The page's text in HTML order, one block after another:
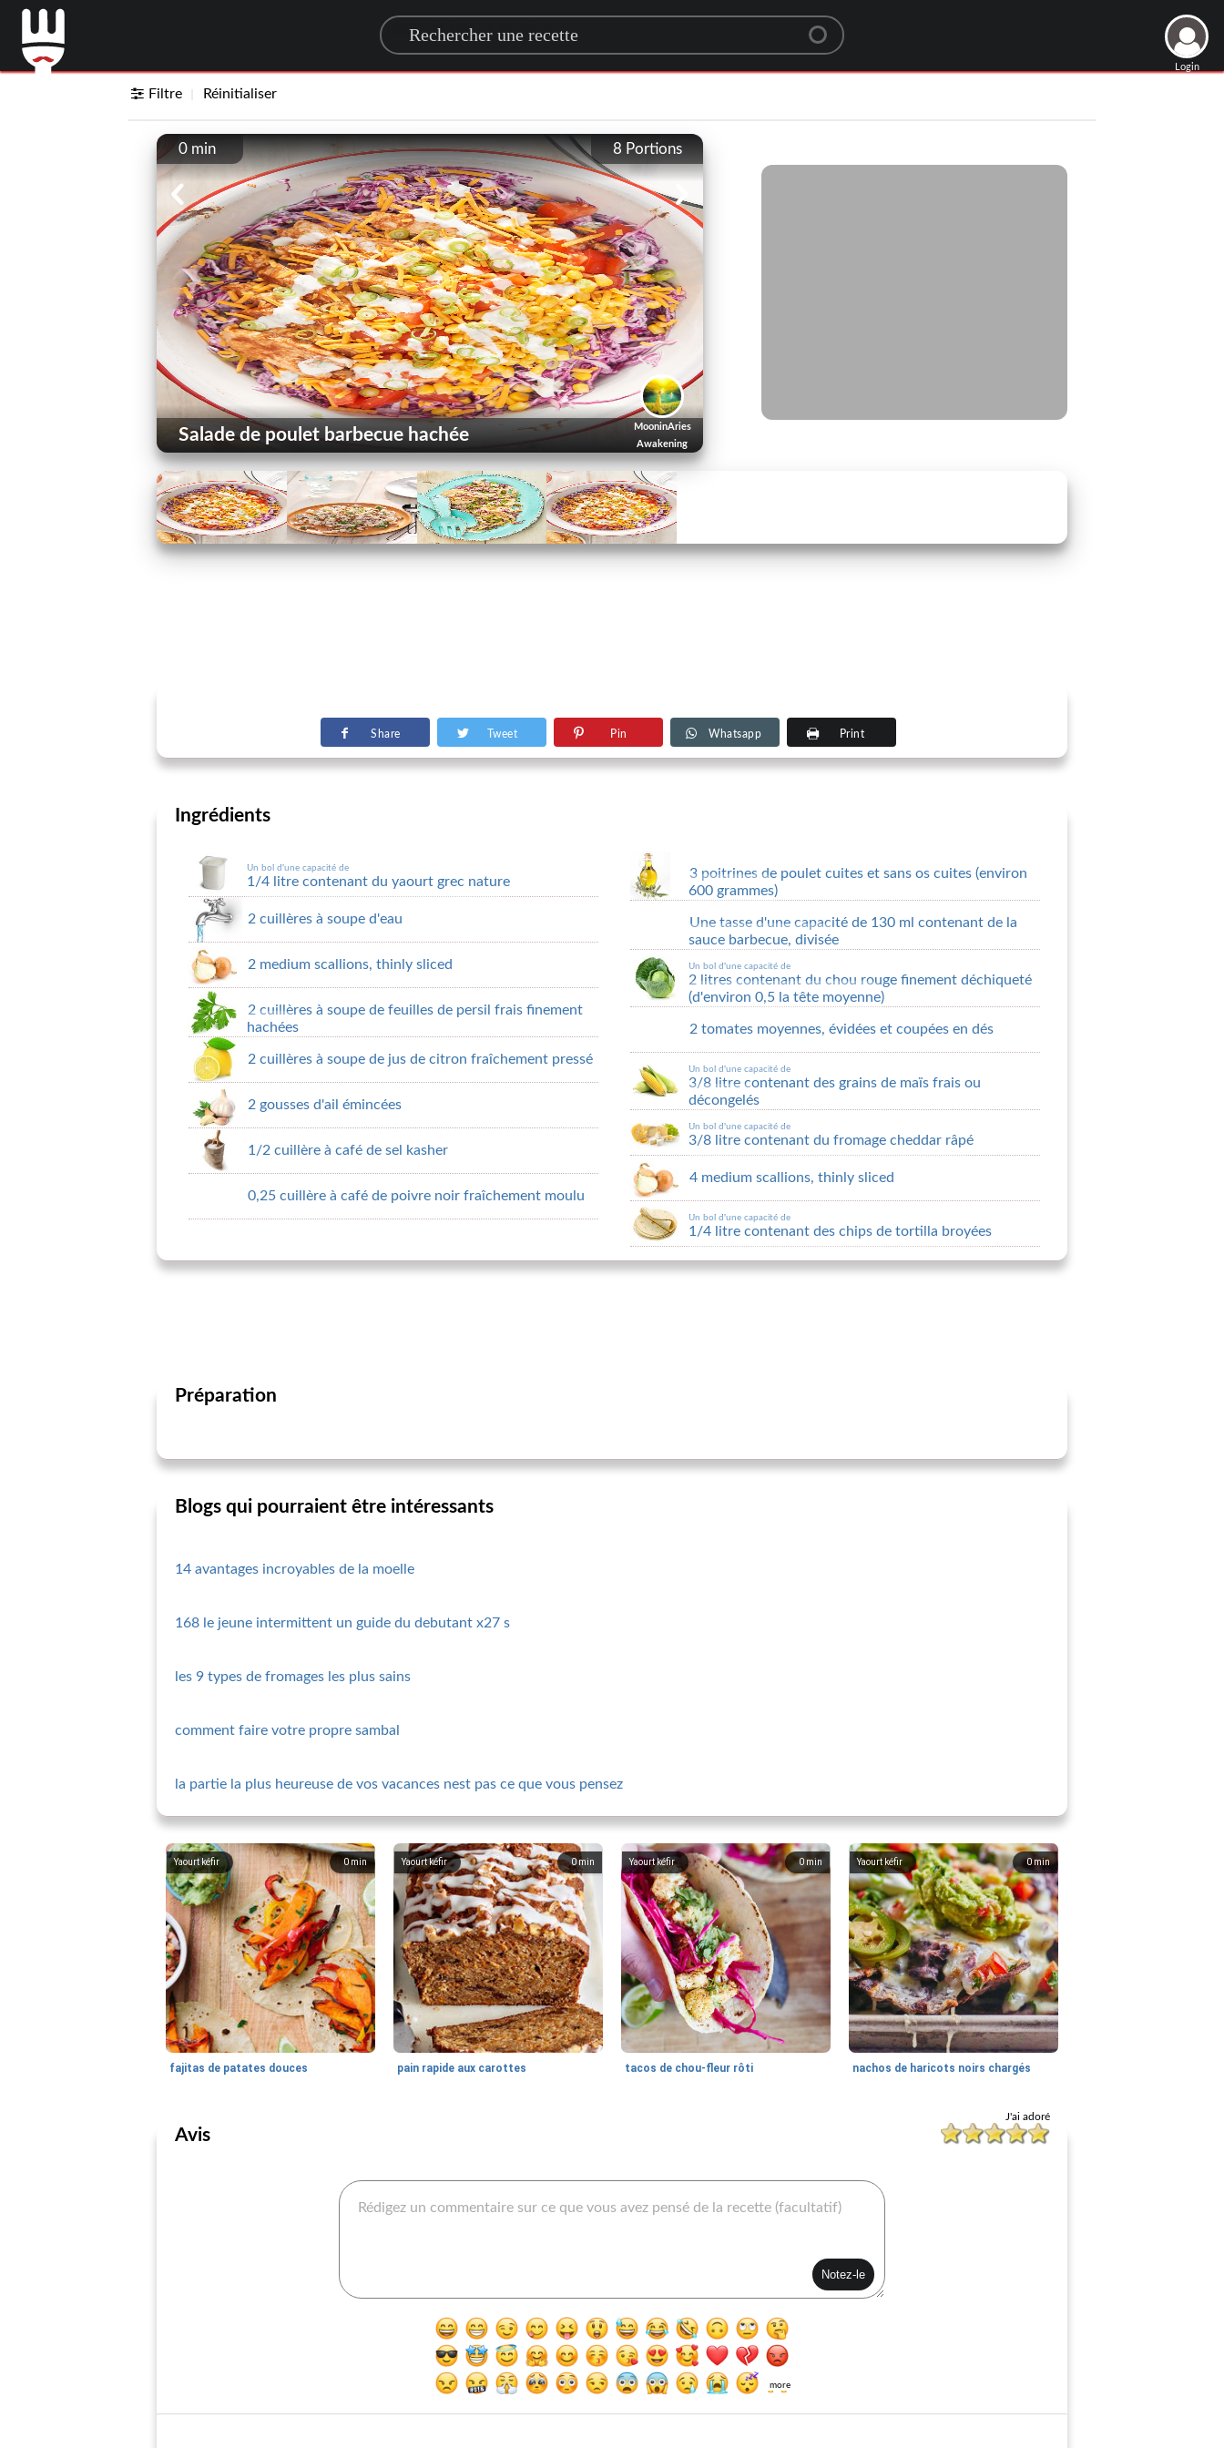
Search for a recipe
Login
Filtre Réinitialiser
8 Portions
0 min
MooninAries
Awakening
Salade de poulet barbecue hachée
Share Tweet Pin Whatsapp Print
Ingrédients
Un bol d'une capacité de
1/4 litre contenant du yaourt grec nature
2 cuillères à soupe d'eau
2 medium scallions, thinly sliced
2 cuillères à soupe de feuilles de persil frais finement
hachées
2 cuillères à soupe de jus de citron fraîchement pressé
2 gousses d'ail émincées
1/2 cuillère à café de sel kasher
0,25 cuillère à café de poivre noir fraîchement moulu
3 poitrines de poulet cuites et sans os cuites (environ
600 grammes)
Une tasse d'une capacité de 130 ml contenant de la
sauce barbecue, divisée
Un bol d'une capacité de
2 litres contenant du chou rouge finement déchiqueté
(d'environ 0,5 la tête moyenne)
2 tomates moyennes, évidées et coupées en dés
Un bol d'une capacité de
3/8 litre contenant des grains de maïs frais ou
décongelés
Un bol d'une capacité de
3/8 litre contenant du fromage cheddar râpé
4 medium scallions, thinly sliced
Un bol d'une capacité de
1/4 litre contenant des chips de tortilla broyées
Préparation
Blogs qui pourraient être intéressants
14 avantages incroyables de la moelle
168 le jeune intermittent un guide du debutant x27 s
les 9 types de fromages les plus sains
comment faire votre propre sambal
la partie la plus heureuse de vos vacances nest pas ce que vous pensez
0 min
Yaourt kéfir
fajitas de patates douces
0min
Yaourt kéfir
pain rapide aux carottes
0 min
Yaourt kéfir
tacos de chou-fleur rôti
0min
Yaourt kéfir
nachos de haricots noirs chargés
J'ai adoré
Avis
more